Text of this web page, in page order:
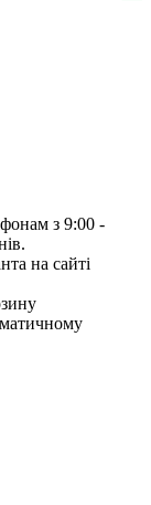
з 9:00 -
на сайті